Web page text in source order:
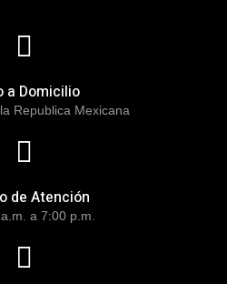
a Domicilio
Republica Mexicana
de Atención
a 7:00 p.m.